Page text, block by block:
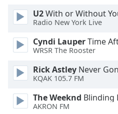
Background
Color
Opacity
Font
Size
U2With or Without
Radio New York Live
Cyndi LauperTime
WRSR The Rooster
Rick Astley Never
KQAK 105.7 FM
The Weeknd Blinding
AKRON FM